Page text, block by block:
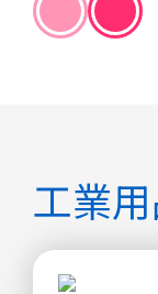
工業